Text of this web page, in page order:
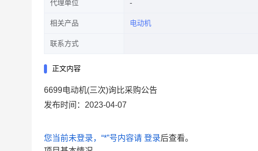
代理单位
相关产品 电动机
联系方式
正文内容
6699电动机(三次)询比采购公告
发布时间：2023-04-07
您当前未登录，“*”号内容请 登录后查看。